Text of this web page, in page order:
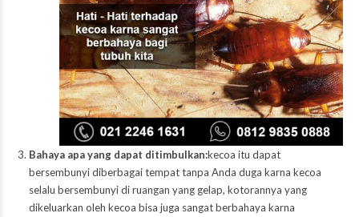
Bahaya apa yang dapat ditimbulkan:kecoa itu dapat
bersembunyi diberbagai tempat tanpa Anda duga karna kecoa
selalu bersembunyi di ruangan yang gelap, kotorannya yang
dikeluarkan oleh kecoa bisa juga sangat berbahaya karna